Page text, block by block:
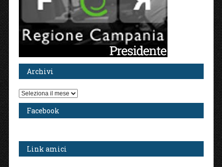
Archivi
Archivi
Facebook
Link amici